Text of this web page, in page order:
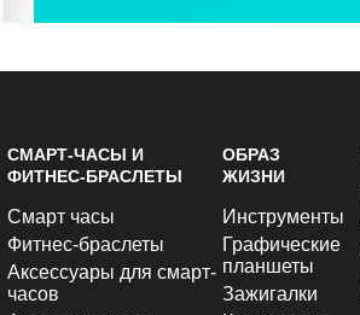
СМАРТ-ЧАСЫ И
ФИТНЕС-БРАСЛЕТЫ
Смарт часы
Фитнес-браслеты
Аксессуары для смарт-
часов
ОБРАЗ
ЖИЗНИ
Инструменты
Графические
планшеты
Зажигалки